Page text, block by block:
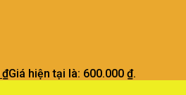
₫Giá hiện tại là: 600.000 ₫.